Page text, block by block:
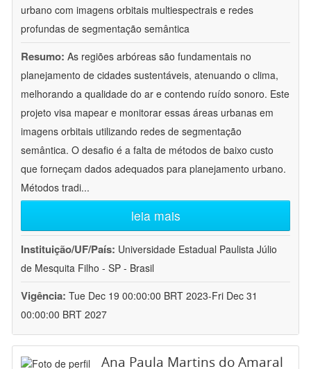
urbano com imagens orbitais multiespectrais e redes
profundas de segmentação semântica
Resumo: As regiões arbóreas são fundamentais no
planejamento de cidades sustentáveis, atenuando o clima,
melhorando a qualidade do ar e contendo ruído sonoro. Este
projeto visa mapear e monitorar essas áreas urbanas em
imagens orbitais utilizando redes de segmentação
semântica. O desafio é a falta de métodos de baixo custo
que forneçam dados adequados para planejamento urbano.
Métodos tradi...
leia mais
Instituição/UF/País: Universidade Estadual Paulista Júlio
de Mesquita Filho - SP - Brasil
Vigência: Tue Dec 19 00:00:00 BRT 2023-Fri Dec 31
00:00:00 BRT 2027
Ana Paula Martins do Amaral